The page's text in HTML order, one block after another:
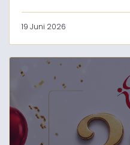
19 Juni 2026